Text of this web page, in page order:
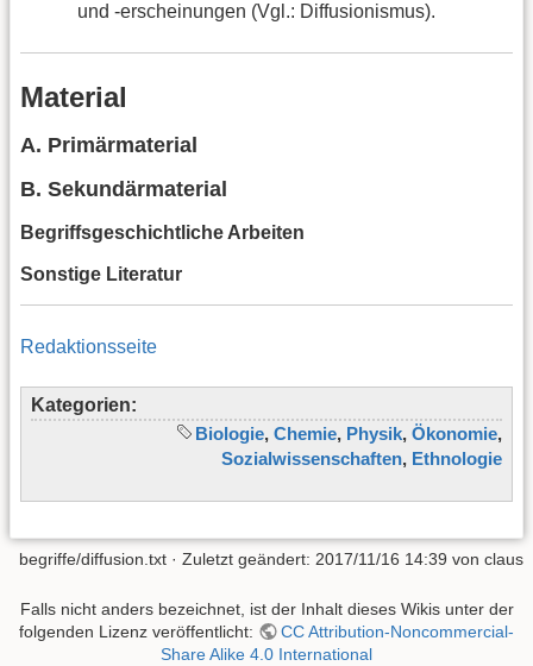
und -erscheinungen (Vgl.: Diffusionismus).
Material
A. Primärmaterial
B. Sekundärmaterial
Begriffsgeschichtliche Arbeiten
Sonstige Literatur
Redaktionsseite
Kategorien:
Biologie, Chemie, Physik, Ökonomie,
Sozialwissenschaften, Ethnologie
begriffe/diffusion.txt · Zuletzt geändert: 2017/11/16 14:39 von claus
Falls nicht anders bezeichnet, ist der Inhalt dieses Wikis unter der
folgenden Lizenz veröffentlicht:
CC Attribution-Noncommercial-
Share Alike 4.0 International